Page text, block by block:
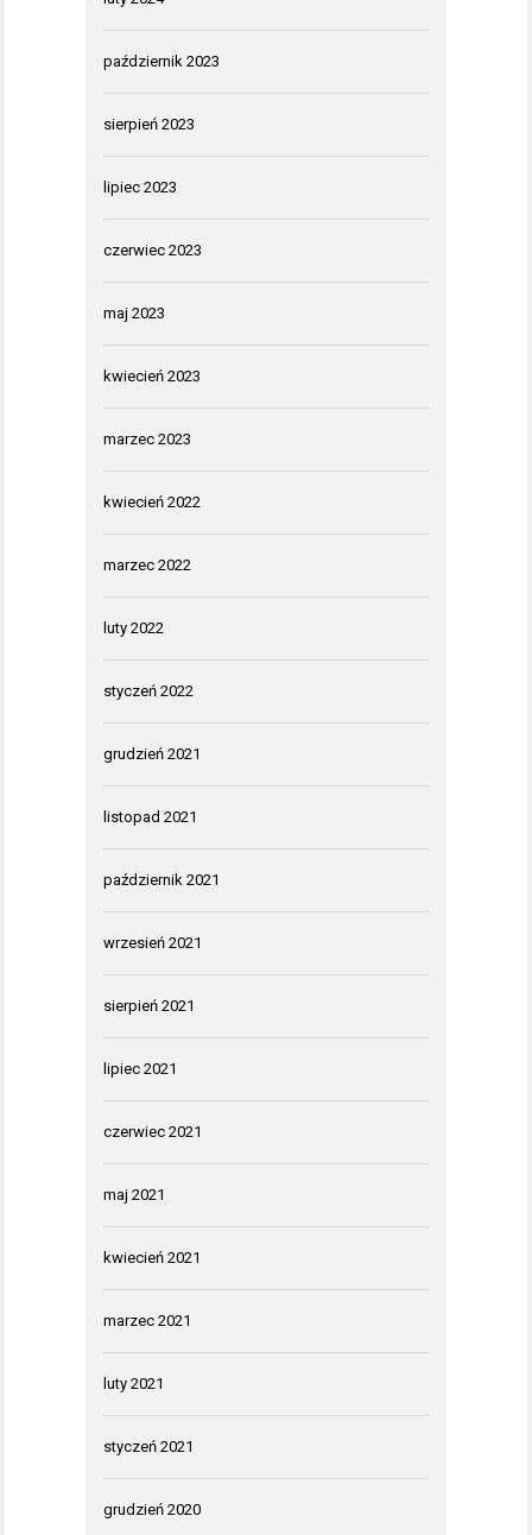
październik 2023
sierpień 2023
lipiec 2023
czerwiec 2023
maj 2023
kwiecień 2023
marzec 2023
kwiecień 2022
marzec 2022
luty 2022
styczeń 2022
grudzień 2021
listopad 2021
październik 2021
wrzesień 2021
sierpień 2021
lipiec 2021
czerwiec 2021
maj 2021
kwiecień 2021
marzec 2021
luty 2021
styczeń 2021
grudzień 2020